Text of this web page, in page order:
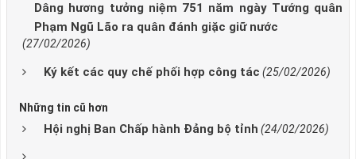
Dâng hương tưởng niệm 751 năm ngày Tướng quân
Phạm Ngũ Lão ra quân đánh giặc giữ nước
(27/02/2026)
Ký kết các quy chế phối hợp công tác (25/02/2026)
Những tin cũ hơn
Hội nghị Ban Chấp hành Đảng bộ tỉnh (24/02/2026)